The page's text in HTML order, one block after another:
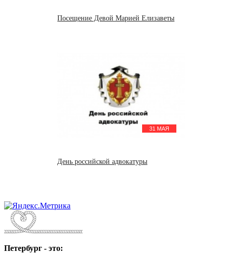
Посещение Девой Марией Елизаветы
31 МАЯ
День российской адвокатуры
Петербург - это: